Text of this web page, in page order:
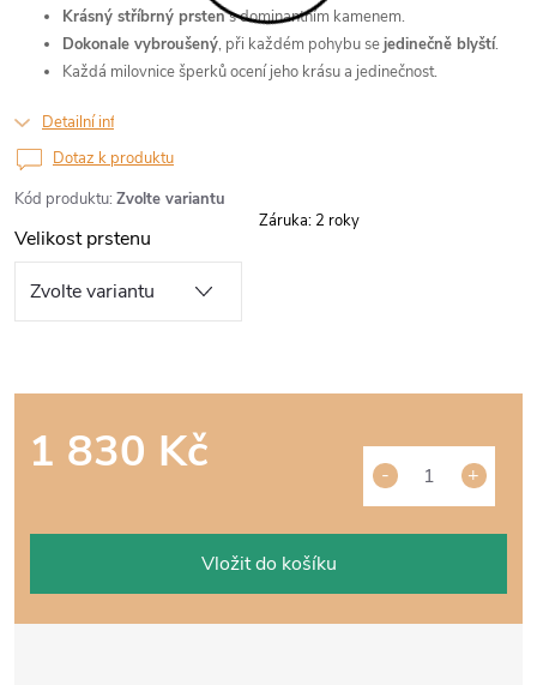
Kód produktu: Zvolte variantu
Krásný stříbrný prstens dominantním kamenem.
Dokonale vybroušený, při každém pohybu sejedinečně blyští.
Každá milovnice šperků ocení jeho krásu a jedinečnost.
Detailní informace
Velikost prstenu
1 830 Kč
Vložit do košíku
Dotaz k produktu
Záruka: 2 roky